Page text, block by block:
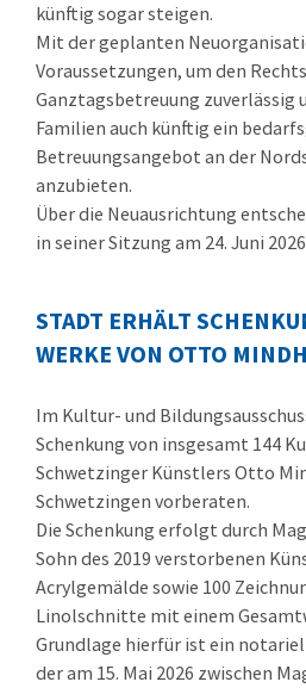
künftig sogar steigen.
Mit der geplanten
Voraussetzungen, um den
Ganztagsbetreuung zuverlässig
Familien auch künftig ein
Betreuungsangebot an der
anzubieten.
Über die Neuausrichtung
in seiner Sitzung am 24. Juni
STADT ERHÄLT
WERKE VON OTTO
Im Kultur- und
Schenkung von insgesamt 144
Schwetzinger Künstlers Otto
Schwetzingen vorberaten.
Die Schenkung erfolgt durch
Sohn des 2019 verstorbenen
Acrylgemälde sowie 100
Linolschnitte mit einem
Grundlage hierfür ist ein
der am 15. Mai 2026 zwischen